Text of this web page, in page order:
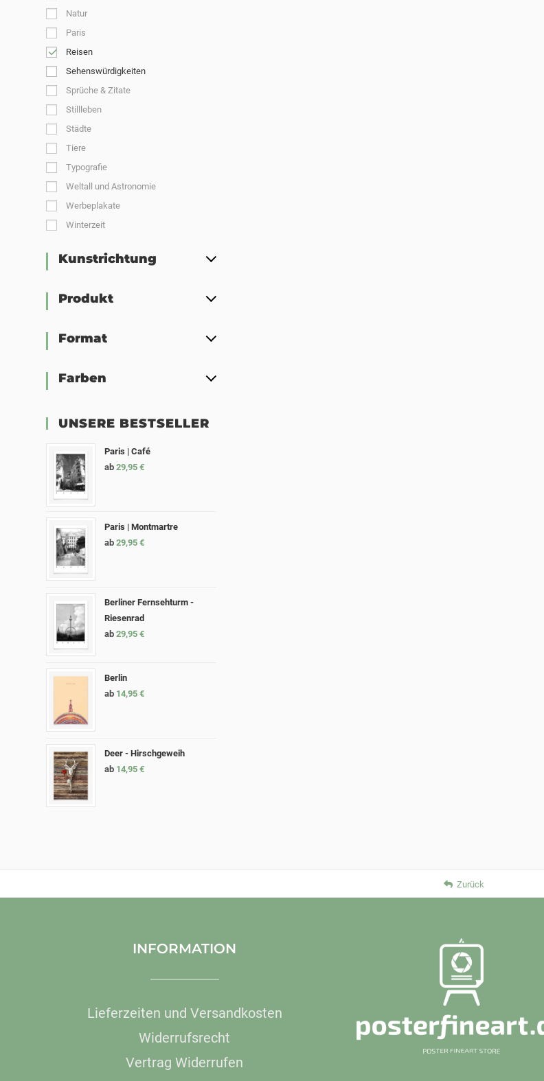
Natur
Paris
Reisen
Sehenswürdigkeiten
Sprüche & Zitate
Stillleben
Städte
Tiere
Typografie
Weltall und Astronomie
Werbeplakate
Winterzeit
Kunstrichtung
Produkt
Format
Farben
UNSERE BESTSELLER
Paris | Café
ab29,95€
Paris | Montmartre
ab29,95€
Berliner Fernsehturm -
Riesenrad
ab29,95€
Berlin
ab 14,95€
Deer - Hirschgeweih
ab 14,95€
Zurück
INFORMATION
Lieferzeiten und Versandkosten
Widerrufsrecht
Vertrag Widerrufen